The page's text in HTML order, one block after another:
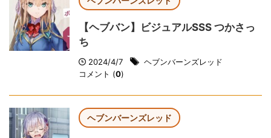
【ヘブバン】ビジュアルSSS つかさっ
ち
2024/4/7
ヘブンバーンズレッド
コメント (0)
ヘブンバーンズレッド